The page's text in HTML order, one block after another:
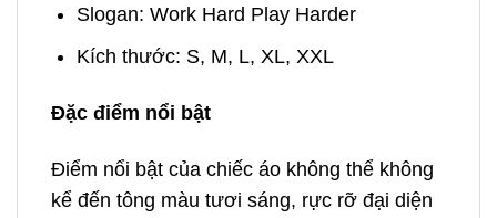
Slogan: Work Hard Play Harder
Kích thước: S, M, L, XL, XXL
Đặc điểm nổi bật
Điểm nổi bật của chiếc áo không thể không
kể đến tông màu tươi sáng, rực rỡ đại diện